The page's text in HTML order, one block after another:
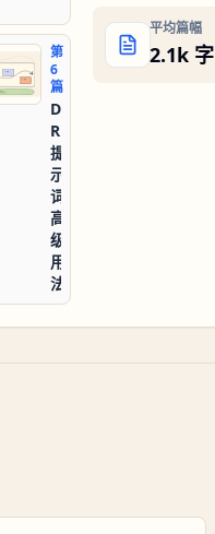
第
6
篇
DeepSeek-
R1
提
示
词
高
级
用
法
平均篇幅
2.1k 字